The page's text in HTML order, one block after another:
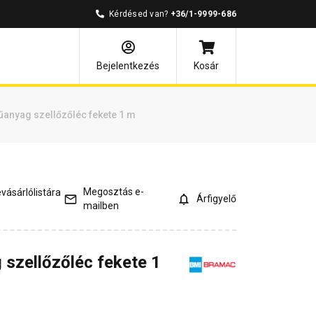
Kérdésed van? +36/1-9999-686
Bejelentkezés
Kosár
szellőzőléc fekete 1 m
válaszok Kapcsolódó cikkek
Megosztás e-
mailben
Árfigyelő
szellőzőléc fekete 1